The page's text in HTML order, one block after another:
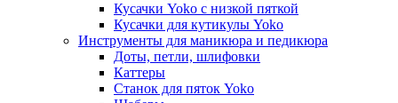
Кусачки Yoko с низкой пяткой
Кусачки для кутикулы Yoko
Инструменты для маникюра и педикюра
Доты, петли, шлифовки
Каттеры
Станок для пяток Yoko